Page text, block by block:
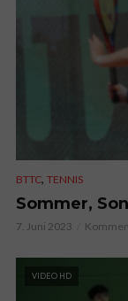
BTTC, TENNIS
Sommer,
7. Juni 2023
VIDEO HD